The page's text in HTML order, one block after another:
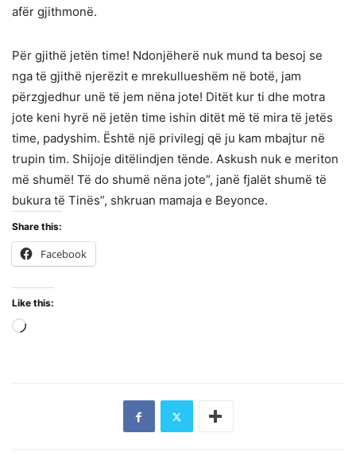
afër gjithmonë.
Për gjithë jetën time! Ndonjëherë nuk mund ta besoj se
nga të gjithë njerëzit e mrekullueshëm në botë, jam
përzgjedhur unë të jem nëna jote! Ditët kur ti dhe motra
jote keni hyrë në jetën time ishin ditët më të mira të jetës
time, padyshim. Është një privilegj që ju kam mbajtur në
trupin tim. Shijoje ditëlindjen tënde. Askush nuk e meriton
më shumë! Të do shumë nëna jote”, janë fjalët shumë të
bukura të Tinës”, shkruan mamaja e Beyonce.
Share this:
Facebook
Like this: